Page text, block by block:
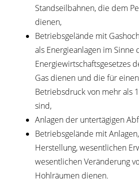
Standseilbahnen, die dem
dienen,
Betriebsgelände mit
als Energieanlagen im Sinne
Energiewirtschaftsgesetzes
Gas dienen und die für
Betriebsdruck von mehr als
sind,
Anlagen der untertägigen
Betriebsgelände mit
Herstellung, wesentlichen
wesentlichen Veränderung
Hohlräumen dienen.